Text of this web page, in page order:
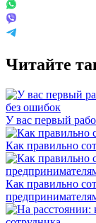
Читайте
У вас первый
Как правильно
Как правильно